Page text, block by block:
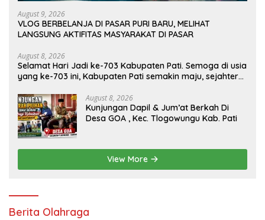
August 9, 2026
VLOG BERBELANJA DI PASAR PURI BARU, MELIHAT
LANGSUNG AKTIFITAS MASYARAKAT DI PASAR
August 8, 2026
Selamat Hari Jadi ke-703 Kabupaten Pati. Semoga di usia
yang ke-703 ini, Kabupaten Pati semakin maju, sejahtera,
kesejahteraan bagi seluruh masyarakatnya. Semoga
sinergi dan kolaborasi yang telah terjalin semakin kuat
demi mewujudkan pembangunan yang berkelanjutan.
Dirgahayu Kabupaten Pati ke-703. Salam sedulur Pati
Selawase. Facebook
August 8, 2026
Kunjungan Dapil & Jum’at Berkah Di
Desa GOA , Kec. Tlogowungu Kab. Pati
View More
Berita Olahraga